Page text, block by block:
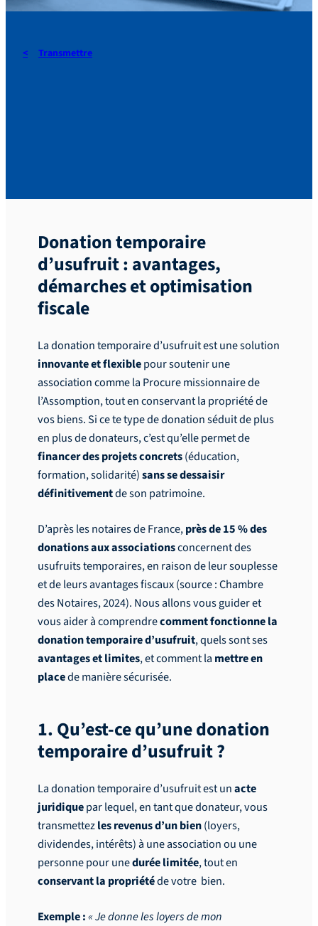
Transmettre
Donation temporaire
d’usufruit : avantages,
démarches et optimisation
fiscale
La donation temporaire d’usufruit est une solution
innovante et flexiblepour soutenir une
association comme la Procure missionnaire de
l’Assomption, tout en conservant la propriété de
vos biens. Si ce te type de donation séduit de plus
en plus de donateurs, c’est qu’elle permet de
financer des projets concrets(éducation,
formation, solidarité)sans se dessaisir
définitivementde son patrimoine.
D’après les notaires de France,près de 15 % des
donations aux associationsconcernent des
usufruits temporaires, en raison de leur souplesse
et de leurs avantages fiscaux (source : Chambre
des Notaires, 2024). Nous allons vous guider et
vous aider à comprendrecomment fonctionne la
donation temporaire d’usufruit, quels sont ses
avantages et limites, et comment la mettre en
placede manière sécurisée.
1. Qu’est-ce qu’une donation
temporaire d’usufruit ?
La donation temporaire d’usufruit est unacte
juridiquepar lequel, en tant que donateur, vous
transmettezles revenus d’un bien(loyers,
dividendes, intérêts) à une association ou une
personne pour unedurée limitée, tout en
conservant la propriétéde votre bien.
Exemple :« Je donne les loyers de mon